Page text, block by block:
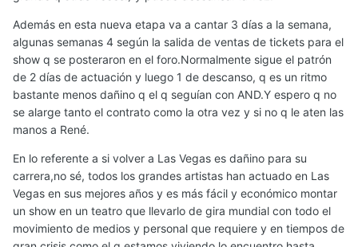
Además en esta nueva etapa va a cantar 3 días a la semana,
algunas semanas 4 según la salida de ventas de tickets para el
show q se posteraron en el foro.Normalmente sigue el patrón
de 2 días de actuación y luego 1 de descanso, q es un ritmo
bastante menos dañino q el q seguían con AND.Y espero q no
se alarge tanto el contrato como la otra vez y si no q le aten las
manos a René.
En lo referente a si volver a Las Vegas es dañino para su
carrera,no sé, todos los grandes artistas han actuado en Las
Vegas en sus mejores años y es más fácil y económico montar
un show en un teatro que llevarlo de gira mundial con todo el
movimiento de medios y personal que requiere y en tiempos de